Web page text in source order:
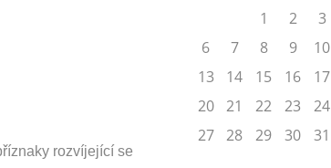
rozvíjející se
1 2 3
6
7 8 9 10
13
14 15 16 17
20
21 22 23 24
27
28 29 30 31